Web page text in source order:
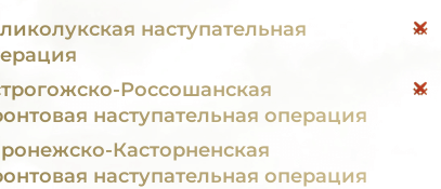
наступательная
Россошанская
наступательная операция
Касторненская
наступательная операция